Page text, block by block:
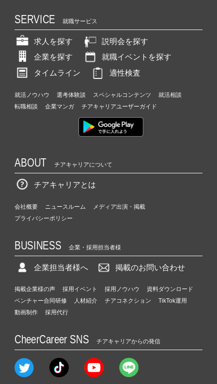
SERVICE 就職サービス
求人を探す
説明会を探す
企業を探す
就職イベントを探す
タイムライン
適性検査
就活ノウハウ 選考体験談 スペシャルコンテンツ
就活相談
転職相談
企業マンガ チアキャリアユーザーガイド
ABOUT チアキャリアについて
チアキャリアとは
会社概要 ニュースルーム
メディア出演・掲載
プライバシーポリシー
BUSINESS 企業・採用担当者様
企業担当者様へ 掲載のお問い合わせ
掲載企業様の声 採用イベント 採用ノウハウ
資料ダウンロード
ベンチャー合同研修
人材紹介 チアコネクション
TikTok運用
動画制作
採用代行
CheerCareer SNS チアキャリアからの発信